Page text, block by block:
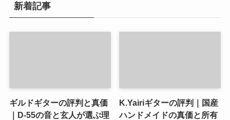
新着記事
ギルドギターの評判と真価
｜D-55の音と玄人が選ぶ理
K.Yairiギターの評判｜国産
ハンドメイドの真価と所有